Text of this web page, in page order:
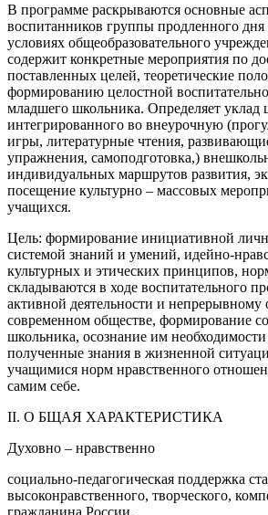
В программе раскрываются основные
воспитанников группы продленного
условиях общеобразовательного
содержит конкретные мероприятия по
поставленных целей, теоретические
формированию целостной
младшего школьника. Определяет уклад
интегрированного во внеурочную
игры, литературные чтения,
упражнения, самоподготовка,)
индивидуальных маршрутов развития,
посещение культурно – массовых
учащихся.
Цель: формирование инициативной
системой знаний и умений, идейно-
культурных и этических принципов,
складываются в ходе воспитательного
активной деятельности и непрерывному
современном обществе, формирование
школьника, осознание им
полученные знания в жизненной
учащимися норм нравственного
самим себе.
II. О БЩАЯ ХАРАКТЕРИСТИКА
Духовно – нравственно
социально-педагогическая поддержка
высоконравственного, творческого,
гражданина России,